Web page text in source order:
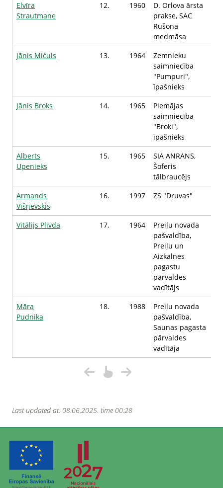
Elvīra
Strautmane
12. 1960
D. Orlova ārsta
prakse, SAC
Rušona
medmāsa
Jānis Mičuls
13. 1964
Zemnieku
saimniecība
"Pumpuri",
īpašnieks
Jānis Broks
14. 1965
Piemājas
saimniecība
"Broki",
īpašnieks
Alberts
Upenieks
15. 1965
SIA ANRANS,
Šoferis
tālbraucējs
Armands
Višņevskis
16. 1997 ZS "Druvas"
Vitālijs Plivda 17. 1964
Preiļu novada
pašvaldība,
Preiļu un
Aizkalnes
pagastu
pārvaldes
vadītājs
Māra
Pudnika
18. 1988
Preiļu novada
pašvaldība,
Saunas pagasta
pārvaldes
vadītāja
Last updated at: 08.06.2025. time 00:28